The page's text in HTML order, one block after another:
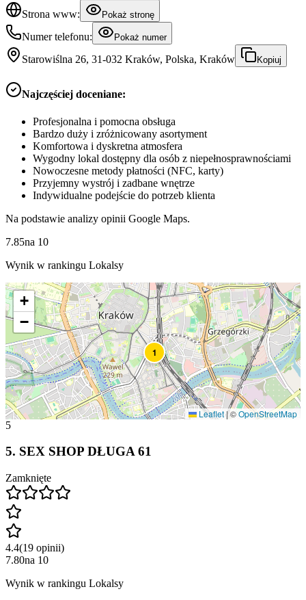
Strona www:
Pokaż stronę
Numer telefonu: Pokaż numer
Starowiślna 26, 31-032 Kraków, Polska, Kraków Kopiuj
Najczęściej doceniane:
Profesjonalna i pomocna obsługa
Bardzo duży i zróżnicowany asortyment
Komfortowa i dyskretna atmosfera
Wygodny lokal dostępny dla osób z niepełnosprawnościami
Nowoczesne metody płatności (NFC, karty)
Przyjemny wystrój i zadbane wnętrze
Indywidualne podejście do potrzeb klienta
Na podstawie analizy opinii Google Maps.
7.85na 10
Wynik w rankingu Lokalsy
1
+
−
Leaflet |©OpenStreetMap
5
5. SEX SHOP DŁUGA 61
Zamknięte
4.4(19 opinii)
7.80na 10
Wynik w rankingu Lokalsy